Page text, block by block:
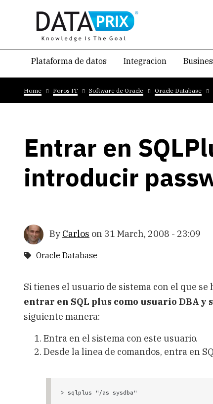
content
Navegacion
temática
principal
Plataforma de datos Integracion
Breadcrumb
Home Foros IT Software de Oracle Oracle Database
Entrar en
introducir
By Carlos on 31 March, 2008 - 23:09
Oracle Database
Si tienes el usuario de sistema con el que
entrar en SQL plus como usuario DBA
siguiente manera:
Entra en el sistema con este usuario.
Desde la linea de comandos, entra en